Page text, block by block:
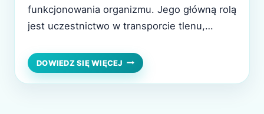
funkcjonowania organizmu. Jego główną rolą
jest uczestnictwo w transporcie tlenu,
hemoglobiny – białka obecnego w
czerwonych krwinkach. Odpowiedni poziom
DOWIEDZ SIĘ WIĘCEJ ŻELAZO
–
KLUCZOWY